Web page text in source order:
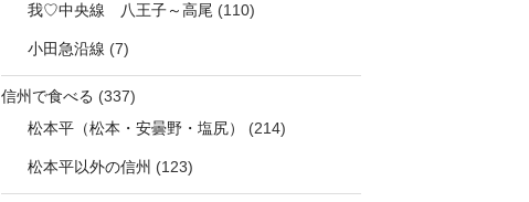
我♡中央線 八王子～高尾 (110)
小田急沿線 (7)
信州で食べる (337)
松本平（松本・安曇野・塩尻）
(214)
松本平以外の信州 (123)